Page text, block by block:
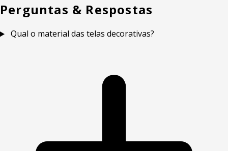
Perguntas & Respostas
Qual o material das telas decorativas?